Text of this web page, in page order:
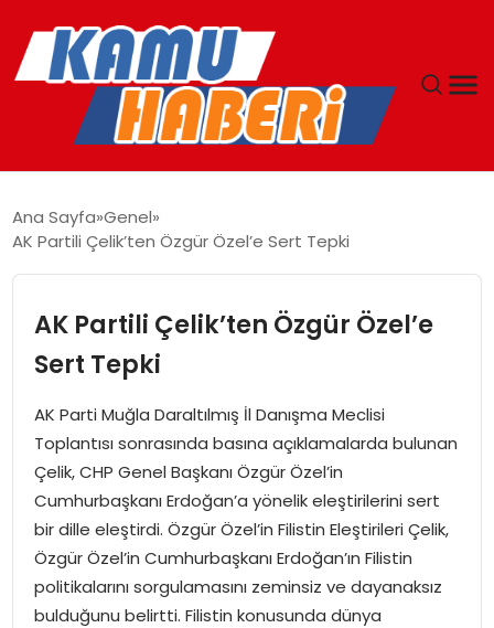
GÜNCEL
MAGAZIN
EKONOMI
SPOR
TEKNOLOJI
EĞITIM
Ana Sayfa Genel
AK Partili Çelik’ten Özgür Özel’e Sert Tepki
AK Partili Çelik’ten Özgür Özel’e
Sert Tepki
AK Parti Muğla Daraltılmış İl Danışma Meclisi
Toplantısı sonrasında basına açıklamalarda bulunan
Çelik, CHP Genel Başkanı Özgür Özel’in
Cumhurbaşkanı Erdoğan’a yönelik eleştirilerini sert
bir dille eleştirdi. Özgür Özel’in Filistin Eleştirileri Çelik,
Özgür Özel’in Cumhurbaşkanı Erdoğan’ın Filistin
politikalarını sorgulamasını zeminsiz ve dayanaksız
bulduğunu belirtti. Filistin konusunda dünya